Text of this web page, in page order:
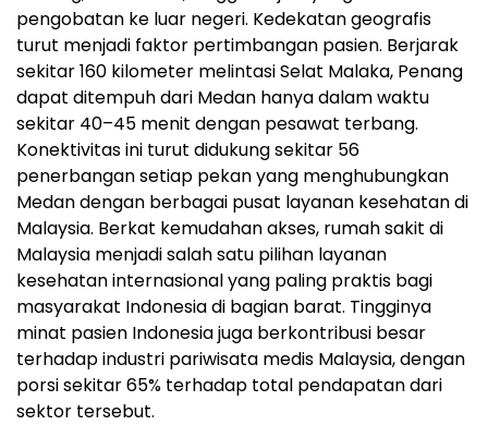
pengobatan ke luar negeri. Kedekatan geografis
turut menjadi faktor pertimbangan pasien. Berjarak
sekitar 160 kilometer melintasi Selat Malaka, Penang
dapat ditempuh dari Medan hanya dalam waktu
sekitar 40–45 menit dengan pesawat terbang.
Konektivitas ini turut didukung sekitar 56
penerbangan setiap pekan yang menghubungkan
Medan dengan berbagai pusat layanan kesehatan di
Malaysia. Berkat kemudahan akses, rumah sakit di
Malaysia menjadi salah satu pilihan layanan
kesehatan internasional yang paling praktis bagi
masyarakat Indonesia di bagian barat. Tingginya
minat pasien Indonesia juga berkontribusi besar
terhadap industri pariwisata medis Malaysia, dengan
porsi sekitar 65% terhadap total pendapatan dari
sektor tersebut.